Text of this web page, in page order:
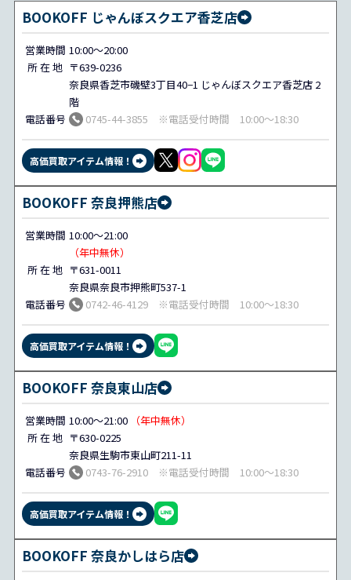
BOOKOFF じゃんぼスクエア香芝店
営業時間 10:00～20:00
所 在 地 〒639-0236
奈良県香芝市磯壁3丁目40−1 じゃんぼスクエア香芝店 2
階
電話番号
0745-44-3855 ※電話受付時間 10:00～18:30
高価買取アイテム情報！
BOOKOFF 奈良押熊店
営業時間 10:00～21:00
（年中無休）
所 在 地 〒631-0011
奈良県奈良市押熊町537-1
電話番号
0742-46-4129 ※電話受付時間 10:00～18:30
高価買取アイテム情報！
BOOKOFF 奈良東山店
営業時間 10:00～21:00
（年中無休）
所 在 地 〒630-0225
奈良県生駒市東山町211-11
電話番号
0743-76-2910 ※電話受付時間 10:00～18:30
高価買取アイテム情報！
BOOKOFF 奈良かしはら店